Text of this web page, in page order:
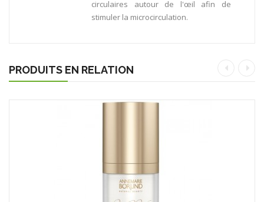
circulaires autour de l'œil afin de
stimuler la microcirculation.
PRODUITS EN RELATION